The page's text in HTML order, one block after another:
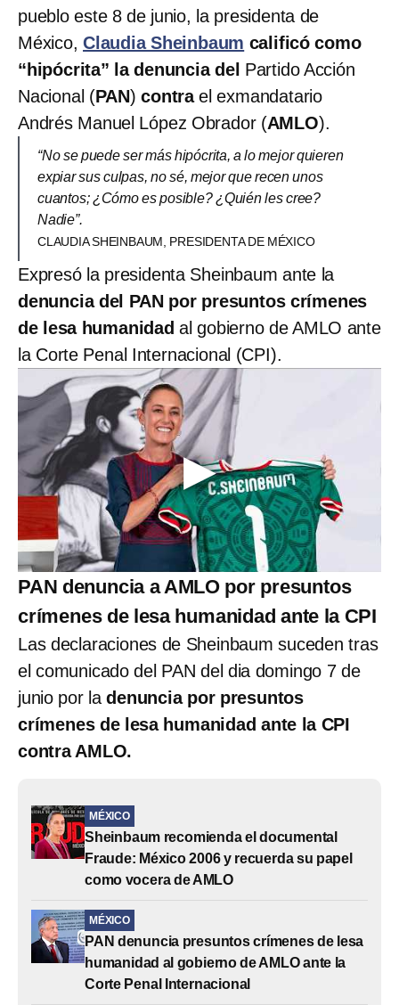
pueblo este 8 de junio, la presidenta de
México, Claudia Sheinbaum calificó como
“hipócrita” la denuncia del Partido Acción
Nacional (PAN) contrael exmandatario
Andrés Manuel López Obrador (AMLO).
“No se puede ser más hipócrita, a lo mejor quieren
expiar sus culpas, no sé, mejor que recen unos
cuantos; ¿Cómo es posible? ¿Quién les cree?
Nadie”.
CLAUDIA SHEINBAUM, PRESIDENTA DE MÉXICO
Expresó la presidenta Sheinbaum ante la
denuncia del PAN por presuntos crímenes
de lesa humanidadal gobierno de AMLO ante
la Corte Penal Internacional (CPI).
PAN denuncia a AMLO por presuntos
crímenes de lesa humanidad ante la CPI
Las declaraciones de Sheinbaum suceden tras
el comunicado del PAN del dia domingo 7 de
junio por ladenuncia por presuntos
crímenes de lesa humanidad ante la CPI
contra AMLO.
MÉXICO
Sheinbaum recomienda el documental
Fraude: México 2006 y recuerda su papel
como vocera de AMLO
MÉXICO
PAN denuncia presuntos crímenes de lesa
humanidad al gobierno de AMLO ante la
Corte Penal Internacional